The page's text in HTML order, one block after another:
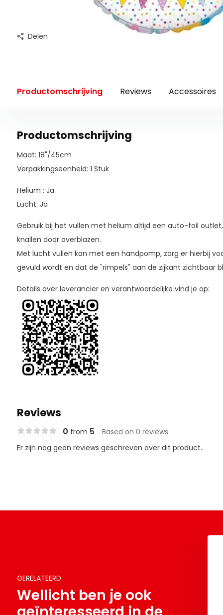
Delen
Productomschrijving Reviews Accessoires
Productomschrijving
Maat: 18"/45cm
Verpakkingseenheid: 1 Stuk
Helium : Ja
Lucht: Ja
Gebruik bij het vullen met helium altijd een auto-foil
knallen door overblazen.
Met lucht vullen kan met een handpomp, zorg er hierbij
gevuld wordt en dat de "rimpels" aan de zijkant zichtbaar
Details over leverancier en verantwoordelijke vind je op:
Reviews
0 from 5 Based on 0 reviews
Er zijn nog geen reviews geschreven over dit product..
GERELATEERD
Wellicht ben je ook